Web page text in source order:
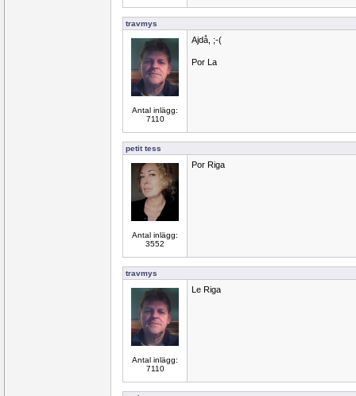
travmys
Antal inlägg:
7110
Ajdå, ;-(
Por La
petit tess
Antal inlägg:
3552
Por Riga
travmys
Antal inlägg:
7110
Le Riga